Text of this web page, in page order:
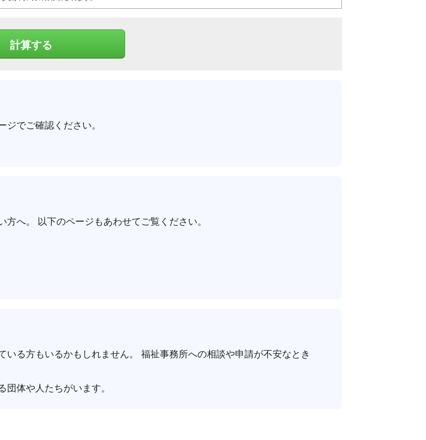
でご確認ください。
へ。 以下のページもあわせてご覧ください。
る方もいるかもしれません。 福祉事務所への相談や申請が不安なとき
体や人たちがいます。